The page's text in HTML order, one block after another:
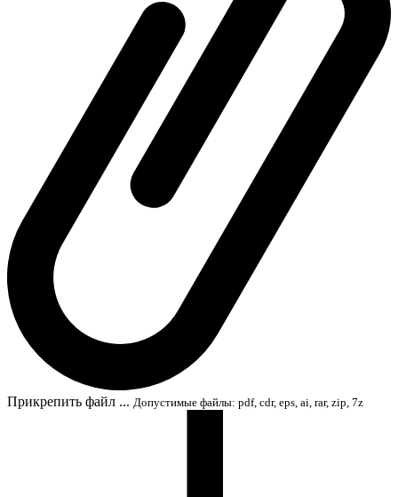
Прикрепить файл ... Допустимые файлы: pdf, cdr, eps, ai, rar, zip, 7z